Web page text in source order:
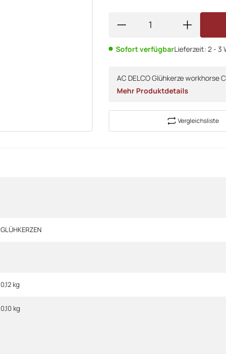
Sofort verfügbarLieferzeit: 2 - 3
AC DELCO Glühkerze workhorse
Mehr Produktdetails
Vergleichsliste
GLÜHKERZEN
0,12 kg
0,10 kg